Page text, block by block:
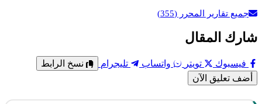
جميع تقارير المحرر (355)
شارك المقال
فيسبوك تويتر واتساب تليجرام
نسخ الرابط
أضف تعليق الآن